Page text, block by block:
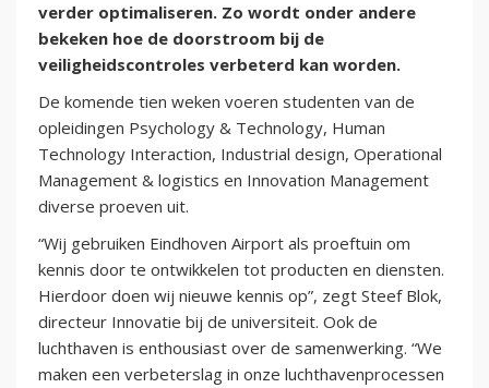
verder optimaliseren. Zo wordt onder andere
bekeken hoe de doorstroom bij de
veiligheidscontroles verbeterd kan worden.
De komende tien weken voeren studenten van de
opleidingen Psychology & Technology, Human
Technology Interaction, Industrial design, Operational
Management & logistics en Innovation Management
diverse proeven uit.
“Wij gebruiken Eindhoven Airport als proeftuin om
kennis door te ontwikkelen tot producten en diensten.
Hierdoor doen wij nieuwe kennis op”, zegt Steef Blok,
directeur Innovatie bij de universiteit. Ook de
luchthaven is enthousiast over de samenwerking. “We
maken een verbeterslag in onze luchthavenprocessen